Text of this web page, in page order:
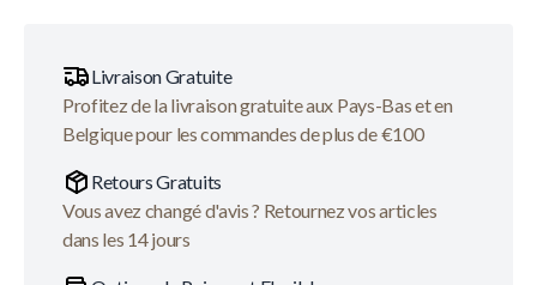
Livraison Gratuite
Profitez de la livraison gratuite aux Pays-Bas et en
Belgique pour les commandes de plus de €100
Retours Gratuits
Vous avez changé d'avis ? Retournez vos articles
dans les 14 jours